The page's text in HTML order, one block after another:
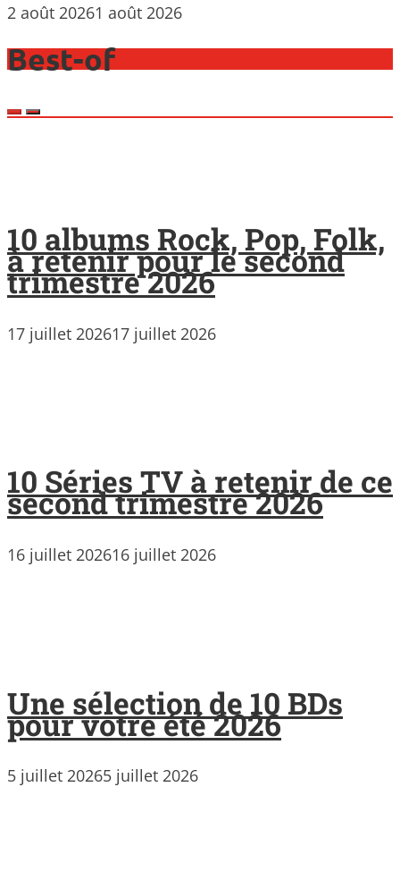
2 août 20261 août 2026
Best-of
10 albums Rock, Pop, Folk,
à retenir pour le second
trimestre 2026
17 juillet 202617 juillet 2026
10 Séries TV à retenir de ce
second trimestre 2026
16 juillet 202616 juillet 2026
Une sélection de 10 BDs
pour votre été 2026
5 juillet 20265 juillet 2026